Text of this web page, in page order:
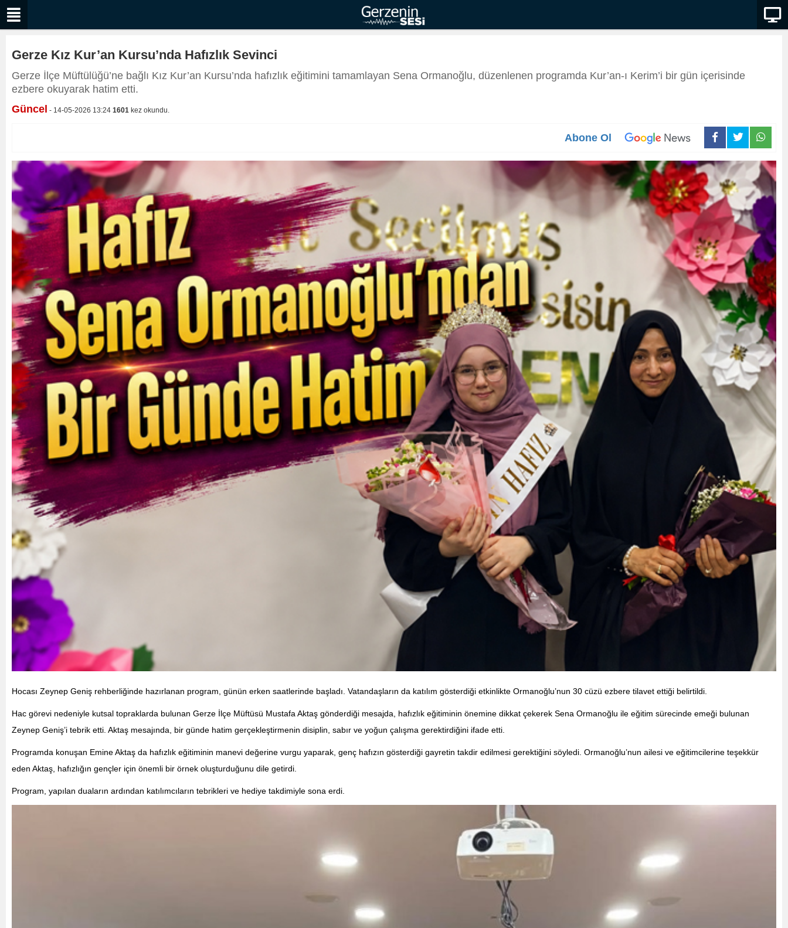
Gerze Kız Kur’an Kursu’nda Hafızlık Sevinci
Gerze İlçe Müftülüğü’ne bağlı Kız Kur’an Kursu’nda hafızlık eğitimini tamamlayan Sena Ormanoğlu, düzenlenen programda Kur’an-ı Kerim’i bir gün içerisinde
ezbere okuyarak hatim etti.
Güncel - 14-05-2026 13:24 1601 kez okundu.
Abone Ol
Hocası Zeynep Geniş rehberliğinde hazırlanan program, günün erken saatlerinde başladı. Vatandaşların da katılım gösterdiği etkinlikte Ormanoğlu’nun 30 cüzü ezbere tilavet ettiği belirtildi.
Hac görevi nedeniyle kutsal topraklarda bulunan Gerze İlçe Müftüsü Mustafa Aktaş gönderdiği mesajda, hafızlık eğitiminin önemine dikkat çekerek Sena Ormanoğlu ile eğitim sürecinde emeği bulunan
Zeynep Geniş’i tebrik etti. Aktaş mesajında, bir günde hatim gerçekleştirmenin disiplin, sabır ve yoğun çalışma gerektirdiğini ifade etti.
Programda konuşan Emine Aktaş da hafızlık eğitiminin manevi değerine vurgu yaparak, genç hafızın gösterdiği gayretin takdir edilmesi gerektiğini söyledi. Ormanoğlu’nun ailesi ve eğitimcilerine teşekkür
eden Aktaş, hafızlığın gençler için önemli bir örnek oluşturduğunu dile getirdi.
Program, yapılan duaların ardından katılımcıların tebrikleri ve hediye takdimiyle sona erdi.